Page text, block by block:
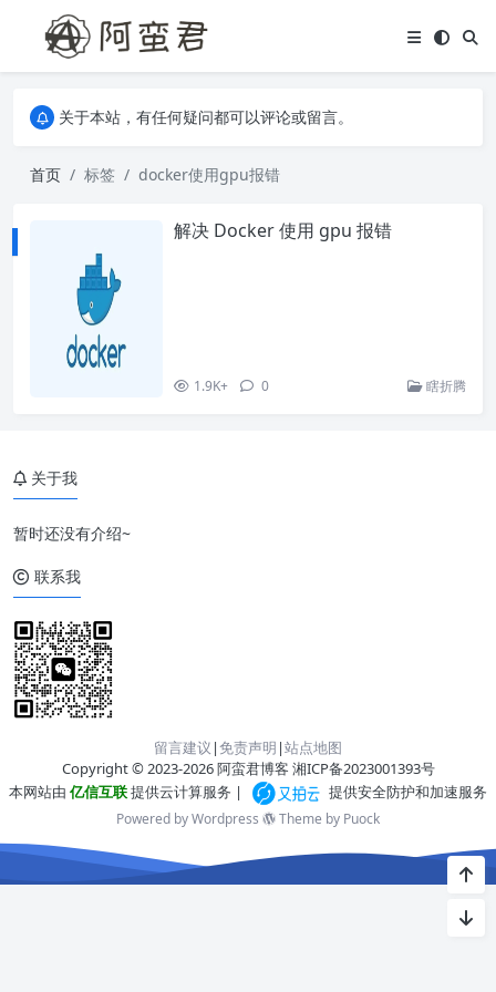
关于本站，有任何疑问都可以评论或留言。
关于本站，有任何疑问都可以评论或留言。
首页
标签 docker使用gpu报错
解决 Docker 使用 gpu 报错
1.9K+ 0 瞎折腾
关于我
暂时还没有介绍~
联系我
留言建议 |免责声明 |站点地图
Copyright © 2023-2026 阿蛮君博客 湘ICP备2023001393号
本网站由 亿信互联提供云计算服务 | 提供安全防护和加速服务
Powered by Wordpress Theme by Puock